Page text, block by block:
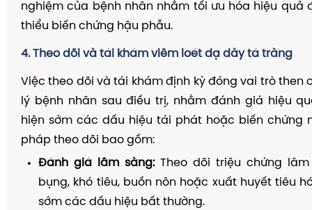
nghiệm của bệnh nhân nhằm tối ưu hóa hiệu quả
thiểu biến chứng hậu phẫu.
4. Theo dõi và tái khám viêm loét dạ dày tá tràng
Việc theo dõi và tái khám định kỳ đóng vai trò then
lý bệnh nhân sau điều trị, nhằm đánh giá hiệu
hiện sớm các dấu hiệu tái phát hoặc biến chứng
pháp theo dõi bao gồm:
Đánh giá lâm sàng:Theo dõi triệu chứng
bụng, khó tiêu, buồn nôn hoặc xuất huyết tiêu
sớm các dấu hiệu bất thường.